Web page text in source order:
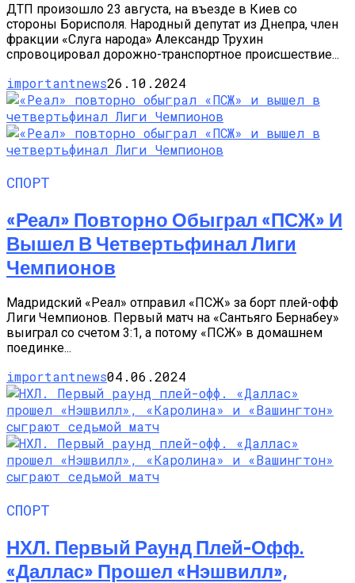
ДТП произошло 23 августа, на въезде в Киев со
стороны Борисполя. Народный депутат из Днепра, член
фракции «Слуга народа» Александр Трухин
спровоцировал дорожно-транспортное происшествие...
importantnews26.10.2024
СПОРТ
«Реал» Повторно Обыграл «ПСЖ» И
Вышел В Четвертьфинал Лиги
Чемпионов
Мадридский «Реал» отправил «ПСЖ» за борт плей-офф
Лиги Чемпионов. Первый матч на «Сантьяго Бернабеу»
выиграл со счетом 3:1, а потому «ПСЖ» в домашнем
поединке...
importantnews04.06.2024
СПОРТ
НХЛ. Первый Раунд Плей-Офф.
«Даллас» Прошел «Нэшвилл»,